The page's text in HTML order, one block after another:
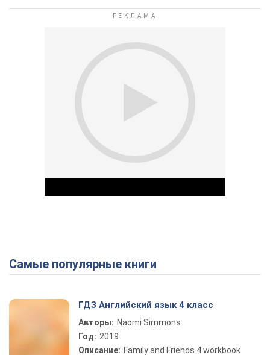
Play Video
Самые популярные книги
ГДЗ Английский язык 4 класс
Авторы: Naomi Simmons
Год: 2019
Описание: Family and Friends 4 workbook